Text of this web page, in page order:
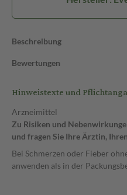
Beschreibung
Bewertungen
Hinweistexte und
Arzneimittel
Zu Risiken und
und fragen Sie Ihre Ärztin,
Bei Schmerzen oder Fieber
anwenden als in der